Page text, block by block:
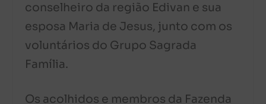
conselheiro da região Edivan e sua
esposa Maria de Jesus, junto com os
voluntários do Grupo Sagrada
Família.
Os acolhidos e membros da Fazenda